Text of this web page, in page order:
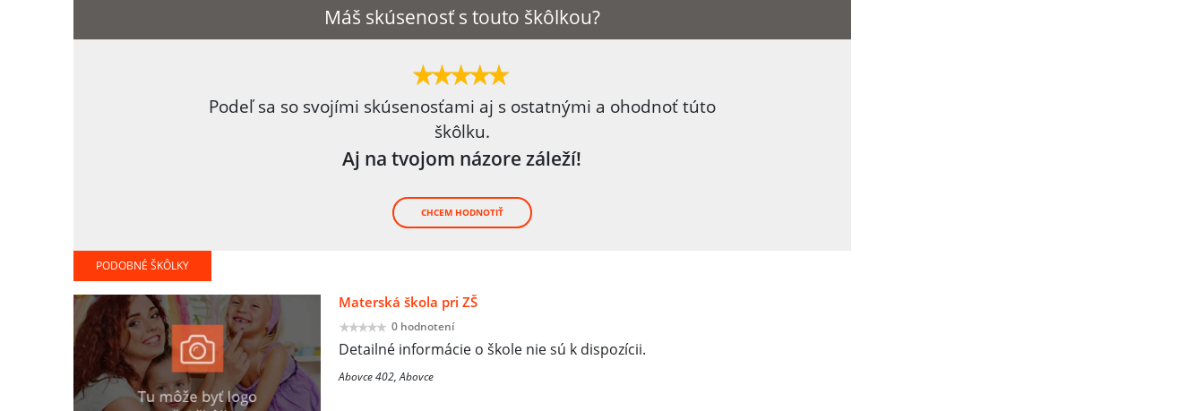
Máš skúsenosť s touto škôlkou?
Podeľ sa so svojími skúsenosťami aj s ostatnými a ohodnoť túto
škôlku.
Aj na tvojom názore záleží!
CHCEM HODNOTIŤ
PODOBNÉ ŠKÔLKY
Materská škola pri ZŠ
0 hodnotení
Detailné informácie o škole nie sú k dispozícii.
Abovce 402, Abovce